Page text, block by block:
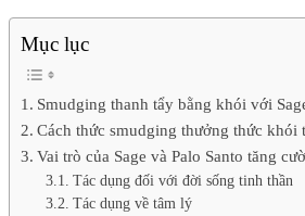
Mục lục
Smudging thanh tẩy bằng khói với
Cách thức smudging thưởng thức khói
Vai trò của Sage và Palo Santo tăng
Tác dụng đối với đời sống tinh thần
Tác dụng về tâm lý